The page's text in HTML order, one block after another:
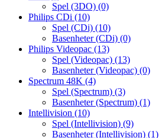
Spel (3DO) (0)
Philips CDi (10)
Spel (CDi) (10)
Basenheter (CDi) (0)
Philips Videopac (13)
Spel (Videopac) (13)
Basenheter (Videopac) (0)
Spectrum 48K (4)
Spel (Spectrum) (3)
Basenheter (Spectrum) (1)
Intellivision (10)
Spel (Intellivision) (9)
Basenheter (Intellivision) (1)